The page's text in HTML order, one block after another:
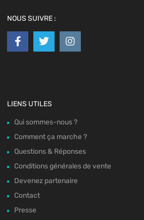
NOUS SUIVRE :
LIENS UTILES
Qui sommes-nous ?
Comment ça marche ?
Questions & Réponses
Conditions générales de vente
Devenez partenaire
Contact
Presse